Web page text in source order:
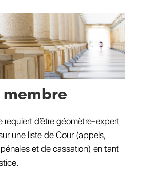
membre
requiert d’être géomètre-expert
une liste de Cour (appels,
et de cassation) en tant